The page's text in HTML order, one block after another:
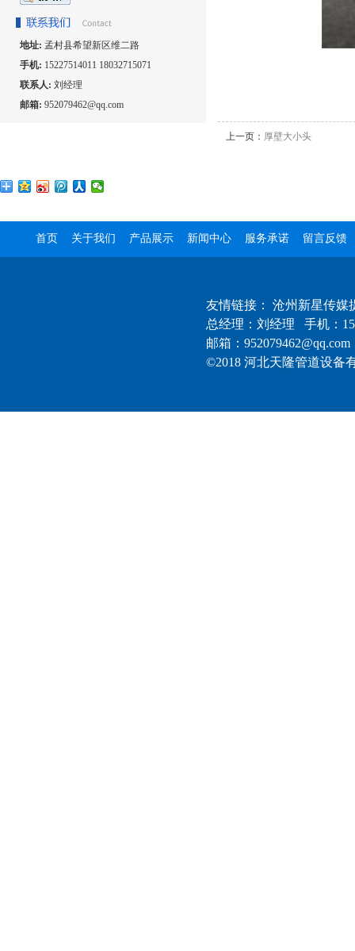
地址: 孟村县希望新区维二路
手机: 15227514011 18032715071
联系人: 刘经理
邮箱: 952079462@qq.com
上一页： 厚壁大小头
首页 关于我们 产品展示 新闻中心 服务承诺 留言反馈
友情链接： 沧州新星传媒
总经理：刘经理 手机：
邮箱：952079462@qq.com
©2018 河北天隆管道设